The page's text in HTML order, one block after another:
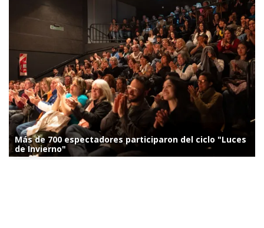
Más de 700 espectadores participaron del ciclo "Luces
de Invierno"